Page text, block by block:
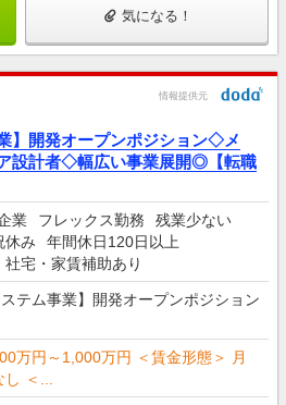
気になる！
情報提供元
】開発オープンポジション◇メ
設計者◇幅広い事業展開◎【転職
業 フレックス勤務
残業少ない
休み
年間休日120日以上
社宅・家賃補助あり
ステム事業】開発オープンポジション
万円～1,000万円 ＜賃金形態＞ 月
＜...